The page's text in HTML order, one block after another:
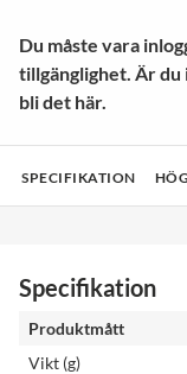
Du måste vara
tillgänglighet. Är du
bli det här.
SPECIFIKATION
Specifikation
Produktmått
Vikt (g)